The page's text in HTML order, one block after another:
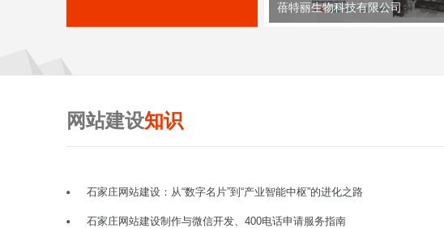
蓓特丽生物科技有限公司
网站建设知识
石家庄网站建设：从“数字名片”到“产业智能中枢”的进化之路
石家庄网站建设制作与微信开发、400电话申请服务指南